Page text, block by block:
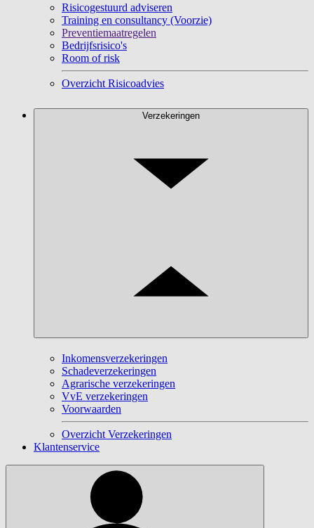
Risicogestuurd adviseren
Training en consultancy (Voorzie)
Preventiemaatregelen
Bedrijfsrisico's
Room of risk
Overzicht Risicoadvies
Verzekeringen
Inkomensverzekeringen
Schadeverzekeringen
Agrarische verzekeringen
VvE verzekeringen
Voorwaarden
Overzicht Verzekeringen
Klantenservice